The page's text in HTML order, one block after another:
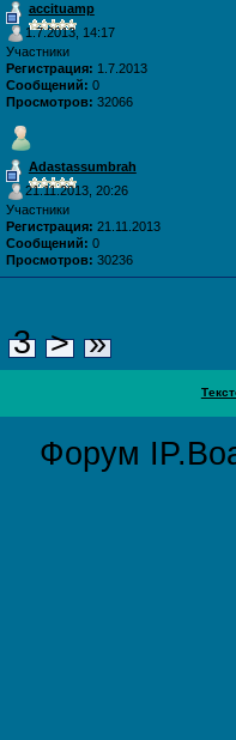
accituamp
1.7.2013, 14:17
Участники
Регистрация: 1.7.2013
Сообщений: 0
Просмотров: 32066
Adastassumbrah
21.11.2013, 20:26
Участники
Регистрация: 21.11.2013
Сообщений: 0
Просмотров: 30236
3 > »
Форум